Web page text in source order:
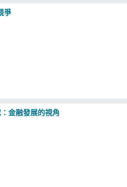
爭
金融發展的視角